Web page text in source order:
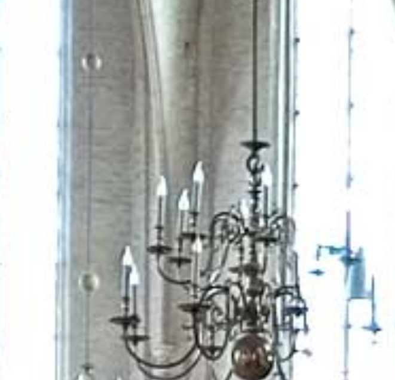
U bevindt zich hier:
Onze missie
Waar wij voor staan
De Protestantse Gemeente in Elst is een gastvrije uitnodigende kerk, een spirituele ruimte waar de
verhalen van God en mensen centraal staan.
Het geloof willen we op een creatieve manier vorm geven. We willen mensen prikkelen, uitnodigen; een